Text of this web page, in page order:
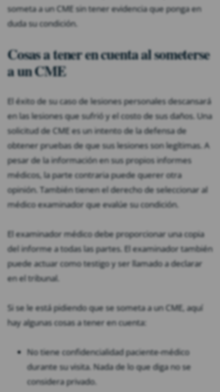
someta a un CME sin tener evidencia que ponga en
duda su condición.
Cosas a tener en cuenta al someterse
a un CME
El éxito de su caso de lesiones personales descansará
en las lesiones que sufrió y el costo de sus daños. Una
solicitud de CME es un intento de la defensa de
obtener pruebas de que sus lesiones son legítimas. A
pesar de la información en sus propios informes
médicos, la parte contraria puede querer otra
opinión. También tienen el derecho de seleccionar al
médico examinador que evalúe su condición.
El examinador médico debe proporcionar una copia
del informe a todas las partes. El examinador también
puede actuar como testigo y ser llamado a declarar
en el tribunal.
Si se le está pidiendo que se someta a un CME, aquí
hay algunas cosas a tener en cuenta:
No tiene confidencialidad paciente-médico
durante su visita. Nada de lo que diga no se
considera privado.